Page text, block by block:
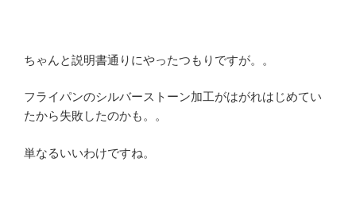
ちゃんと説明書通りにやったつもりですが。。
フライパンのシルバーストーン加工がはがれはじめてい
たから失敗したのかも。。
単なるいいわけですね。